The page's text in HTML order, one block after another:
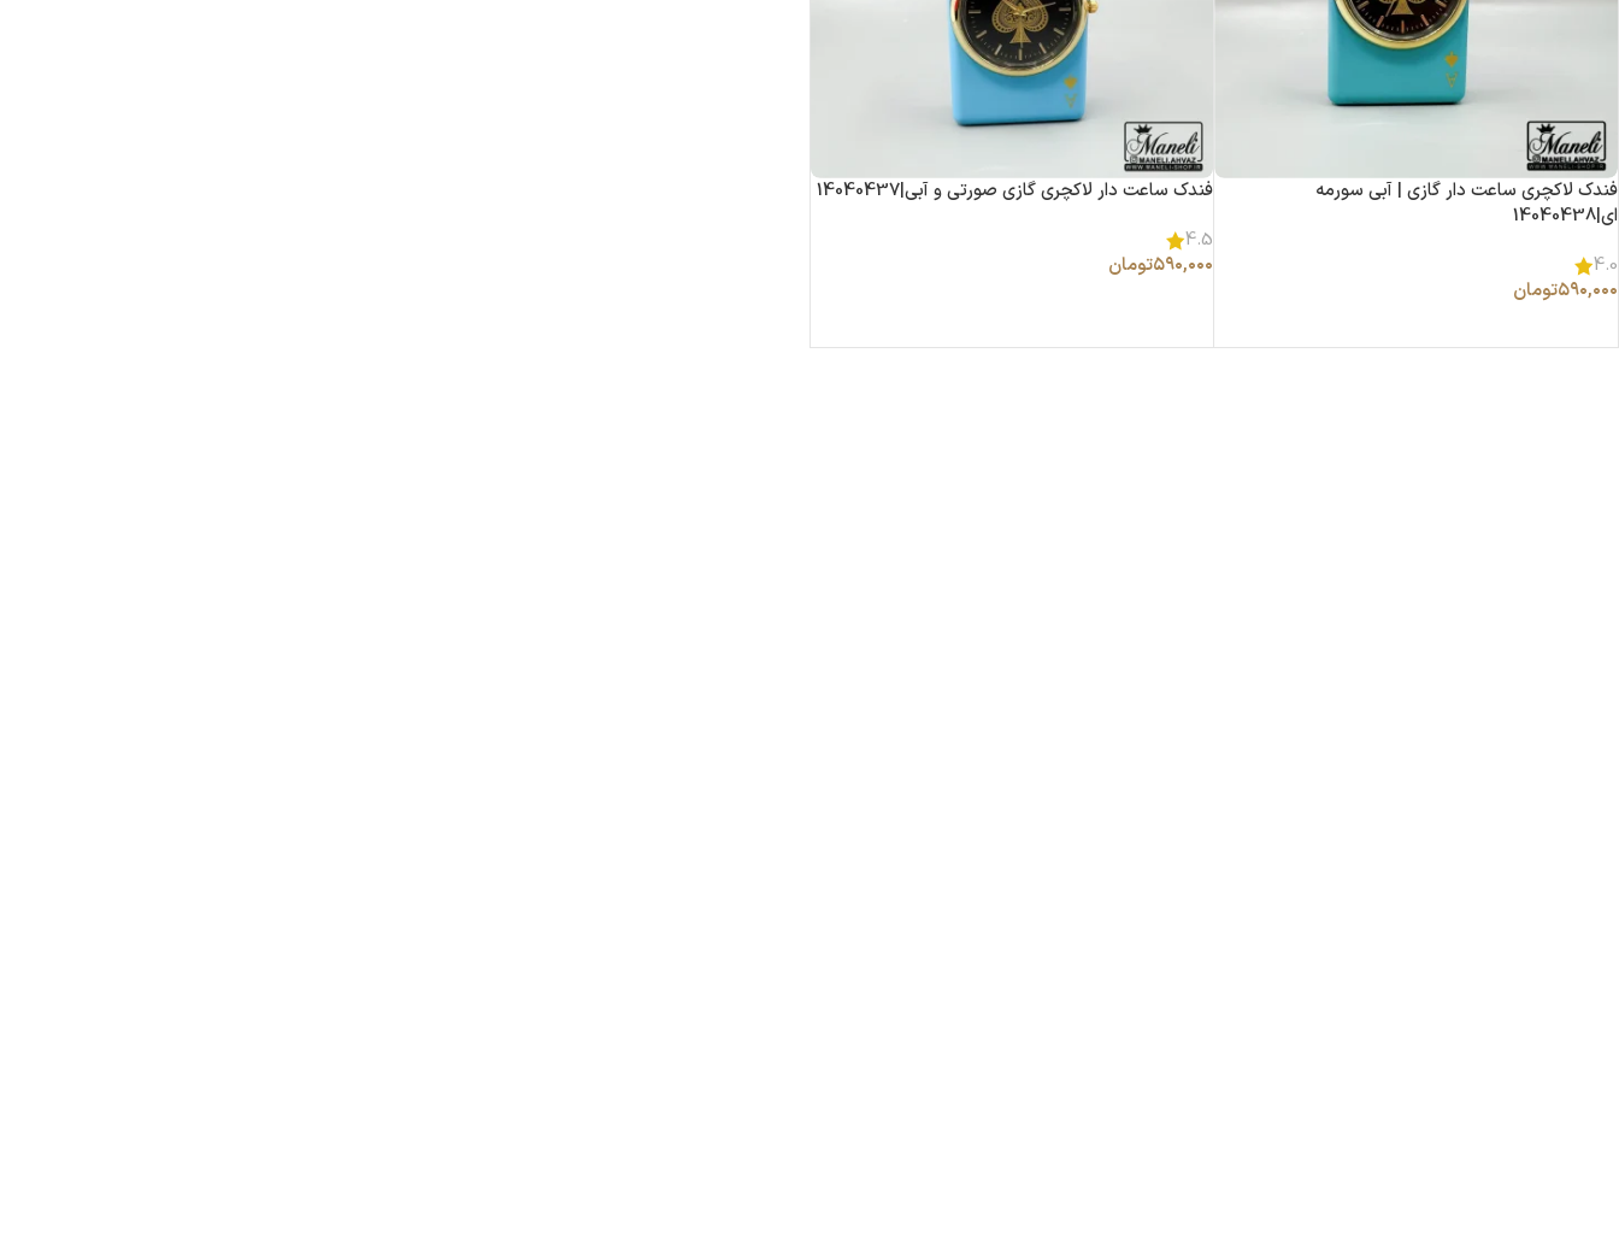
فندک لاکچری ساعت دار گازی | آبی سورمه
ای|14040438
4.0
۵۹۰,۰۰۰تومان
فندک ساعت دار لاکچری گازی صورتی و آبی|14040437
4.5
۵۹۰,۰۰۰تومان